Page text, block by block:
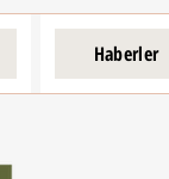
Haberler